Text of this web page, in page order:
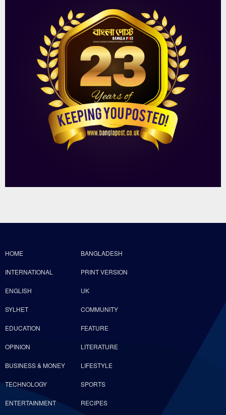
HOME BANGLADESH
INTERNATIONAL PRINT VERSION
ENGLISH UK
SYLHET COMMUNITY
EDUCATION FEATURE
OPINION LITERATURE
BUSINESS & MONEY LIFESTYLE
TECHNOLOGY SPORTS
ENTERTAINMENT RECIPES